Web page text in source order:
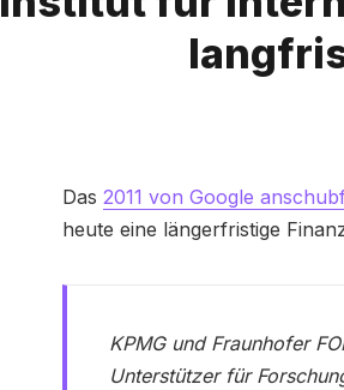
Das 2011 von Google
heute eine längerfristige
KPMG und Fraunhofer
Unterstützer für